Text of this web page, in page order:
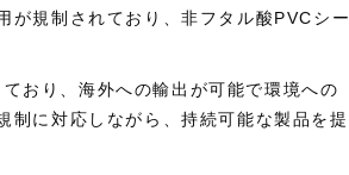
が規制されており、非フタル酸PVCシー
おり、海外への輸出が可能で環境への
制に対応しながら、持続可能な製品を提